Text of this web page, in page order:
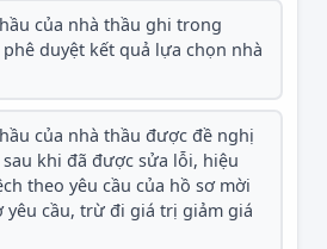
của nhà thầu ghi trong
duyệt kết quả lựa chọn nhà
của nhà thầu được đề nghị
khi đã được sửa lỗi, hiệu
theo yêu cầu của hồ sơ mời
yêu cầu, trừ đi giá trị giảm giá